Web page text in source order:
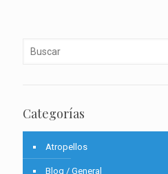
Categorías
Atropellos
Blog / General